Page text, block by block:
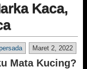
Kaca,
Maret 2, 2022
Mata Kucing?